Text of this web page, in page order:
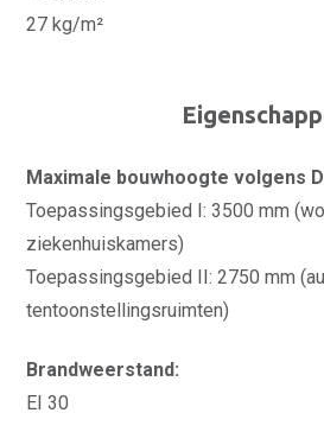
27 kg/m²
Maximale bouwhoogte volgens
Toepassingsgebied I: 3500 mm
ziekenhuiskamers)
Toepassingsgebied II: 2750 mm
tentoonstellingsruimten)
Brandweerstand:
EI 30